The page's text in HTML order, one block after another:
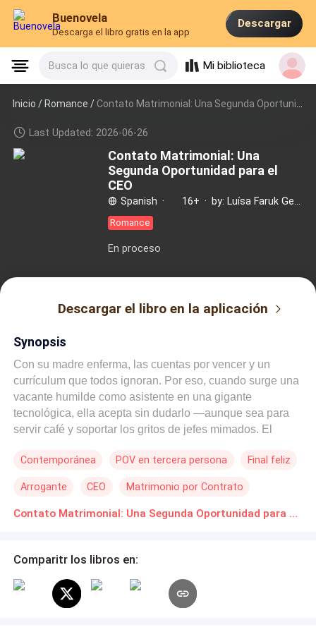
Buenovela
Descarga el libro gratis en la app
Descargar
Busca lo que quieras Mi biblioteca
Inicio /Romance / Contato Matrimonial: Una Segunda Oportunidad para el CEO
Last Updated: 2026-06-26
Contato Matrimonial: Una
Segunda Oportunidad para el
CEO
Spanish · 16+ ·
Romance
En proceso
Descargar el libro en la aplicación
Synopsis
Con su madre enferma, las cuentas por vencer y un
currículum que todos ignoran. Por eso, cuando surge una
vacante humilde como asistente en una gigante
tecnológica, ella acepta sin dudarlo —aunque sea para
servir café y soportar los gritos de jefes mimados. El
equivocada, en el momento equivocado... y sale de ahí
país. Dominic Scott es todo lo que Stella menos necesita:
un heredero arrogante, magnate de una fortuna
contratos. Desde la tragedia que lo dejó huérfano, Dom
superficiales —porque cree que el amor es una debilidad
que ya no puede permitirse. Pero su abuela está a punto
Contemporánea POV en tercera persona Final feliz
Arrogante CEO Matrimonio por Contrato
Contato Matrimonial: Una Segunda Oportunidad para el CEO Novelas Online Descarga gratuita de PDF
Comparitr los libros en: